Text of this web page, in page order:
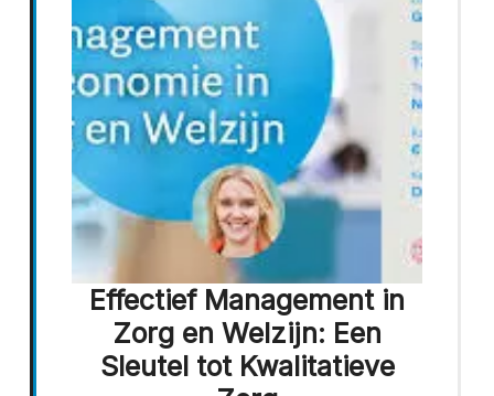
Effectief Management in
Zorg en Welzijn: Een
Sleutel tot Kwalitatieve